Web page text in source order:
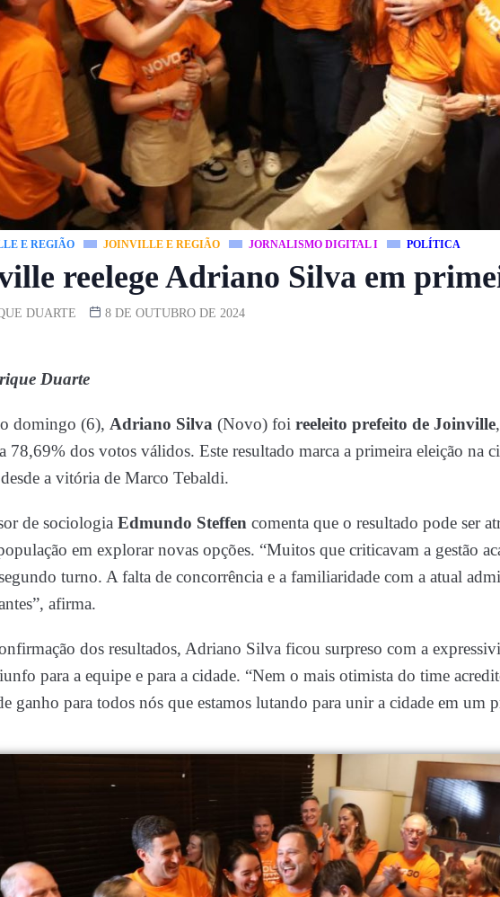
E REGIÃO JOINVILLE E REGIÃO JORNALISMO DIGITAL I POLÍTICA
reelege Adriano Silva em
DUARTE 8 DE OUTUBRO DE 2024
Duarte
domingo (6), Adriano Silva (Novo) foi reeleito prefeito de Joinville
78,69% dos votos válidos. Este resultado marca a primeira eleição na
a vitória de Marco Tebaldi.
de sociologia Edmundo Steffen comenta que o resultado pode ser
em explorar novas opções. “Muitos que criticavam a gestão
turno. A falta de concorrência e a familiaridade com a atual
afirma.
dos resultados, Adriano Silva ficou surpreso com a
para a equipe e para a cidade. “Nem o mais otimista do time
ganho para todos nós que estamos lutando para unir a cidade em um